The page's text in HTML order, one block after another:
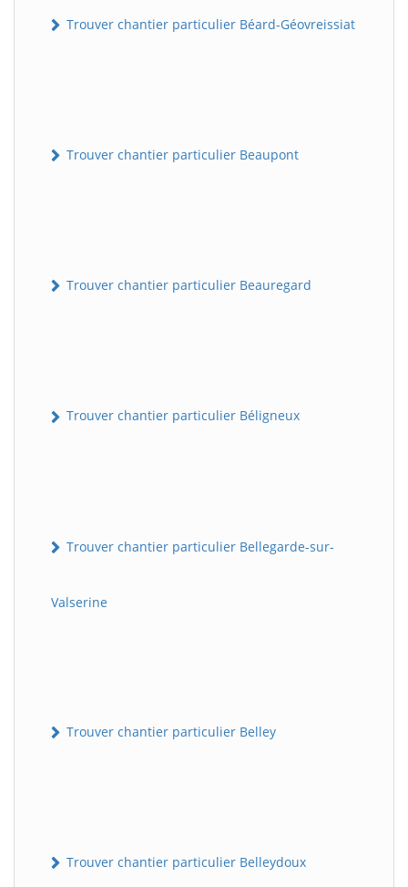
Trouver chantier particulier Béard-Géovreissiat
Trouver chantier particulier Beaupont
Trouver chantier particulier Beauregard
Trouver chantier particulier Béligneux
Trouver chantier particulier Bellegarde-sur-
Valserine
Trouver chantier particulier Belley
Trouver chantier particulier Belleydoux